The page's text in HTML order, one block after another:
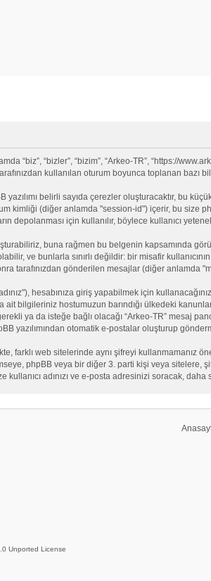
“biz”, “bizler”, “bizim”, “Arkeo-TR”, “https://
tarafınızdan kullanılan oturum boyunca toplanan
belirli sayıda çerezler oluşturacaktır, bu
kimliği (diğer anlamda "session-id") içerir, bu size
için kullanılır, böylece kullanıcı
buna rağmen bu belgenin kapsamında
ve bunlarla sınırlı değildir: bir misafir
tarafınızdan gönderilen mesajlar (diğer anlamda
hesabınıza giriş yapabilmek için
bilgileriniz hostumuzun barındığı ülkedeki
ya da isteğe bağlı olacağı “Arkeo-TR” mesaj
yazılımından otomatik e-postalar oluşturup
farklı web sitelerinde aynı şifreyi kullanmamanız
phpBB veya bir diğer 3. parti kişi veya sitelere,
adınızı ve e-posta adresinizi soracak, daha
Unported License